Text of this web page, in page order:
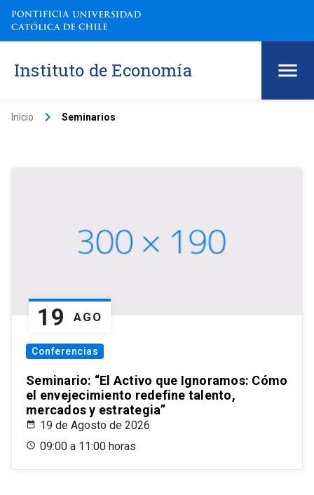
Instituto de Economía
Inicio keyboard_arrow_right Seminarios
19 AGO
Conferencias
Seminario: “El Activo que Ignoramos: Cómo
el envejecimiento redefine talento,
mercados y estrategia”
19 de Agosto de 2026
09:00 a 11:00 horas